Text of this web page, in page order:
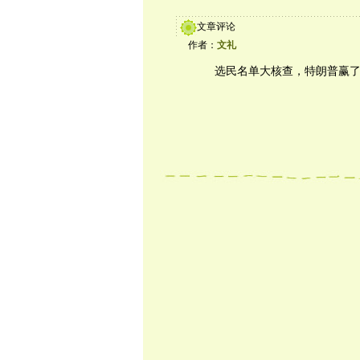
文章评论
作者： 文礼
选民名单大核查，特朗普赢